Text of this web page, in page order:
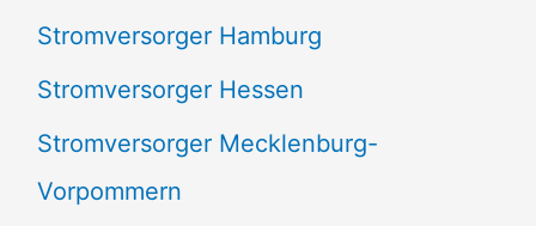
Stromversorger Hamburg
Stromversorger Hessen
Stromversorger Mecklenburg-
Vorpommern